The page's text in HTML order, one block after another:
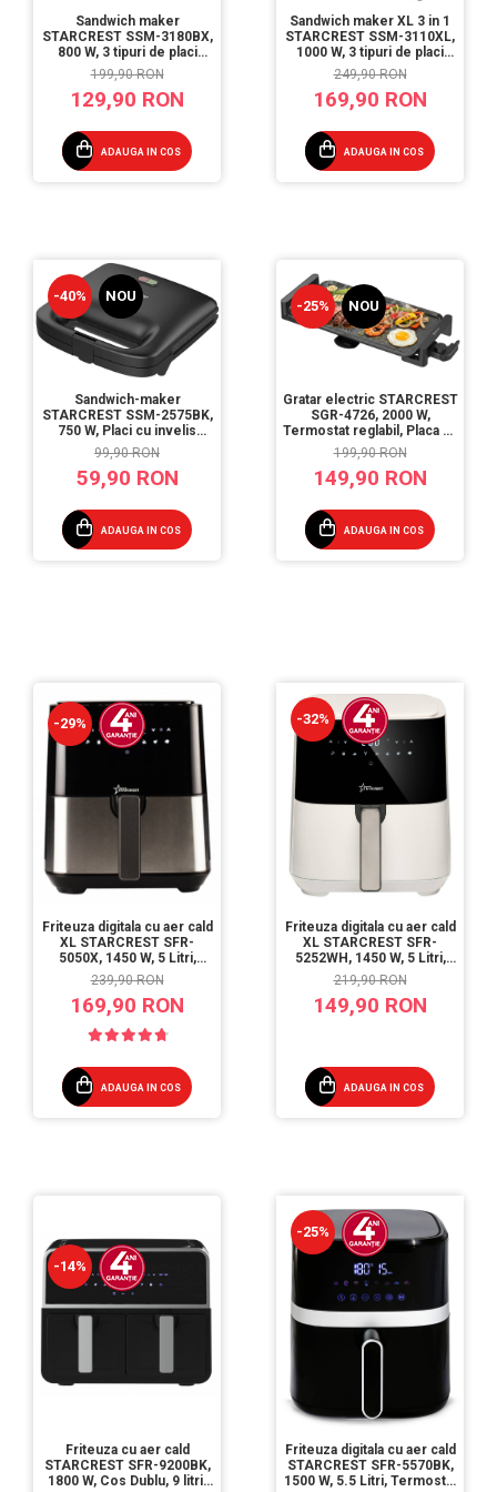
Sandwich maker
STARCREST SSM-3180BX,
800 W, 3 tipuri de placi
detasabile cu invelis
ceramic: grill / sandwich
triunghi / vafe, Dimensiune
placi 21.6 x 12 cm,
Negru/Inox
199,90 RON
129,90 RON
ADAUGA IN COS
Sandwich maker XL 3 in 1
STARCREST SSM-3110XL,
1000 W, 3 tipuri de placi
detasabile cu invelis
ceramic: grill / sandwich
triunghi / vafe, Dimensiune
placi 23 x 13 cm,
Negru/Inox
249,90 RON
169,90 RON
ADAUGA IN COS
-40% NOU
Sandwich-maker
STARCREST SSM-2575BK,
750 W, Placi cu invelis
ceramic antiaderent,
Dimensiune placi 23 x 14.5
cm, Negru
99,90 RON
59,90 RON
ADAUGA IN COS
-25% NOU
Gratar electric STARCREST
SGR-4726, 2000 W,
Termostat reglabil, Placa cu
invelis ceramic tip
grill/neted, Suprafata de
gatire 47 x 26.5 cm,
Negru/Inox
199,90 RON
149,90 RON
ADAUGA IN COS
-29%
Friteuza digitala cu aer cald
XL STARCREST SFR-
5050X, 1450 W, 5 Litri,
Termostat 80 - 200 °C, 8
programe predefinite,
Negru
239,90 RON
169,90 RON
ADAUGA IN COS
-32%
Friteuza digitala cu aer cald
XL STARCREST SFR-
5252WH, 1450 W, 5 Litri,
Termostat 80 - 200 °C, 8
programe predefinite, Alb
219,90 RON
149,90 RON
ADAUGA IN COS
-14%
Friteuza cu aer cald
STARCREST SFR-9200BK,
1800 W, Cos Dublu, 9 litri,
-25%
Friteuza digitala cu aer cald
STARCREST SFR-5570BK,
1500 W, 5.5 Litri, Termostat